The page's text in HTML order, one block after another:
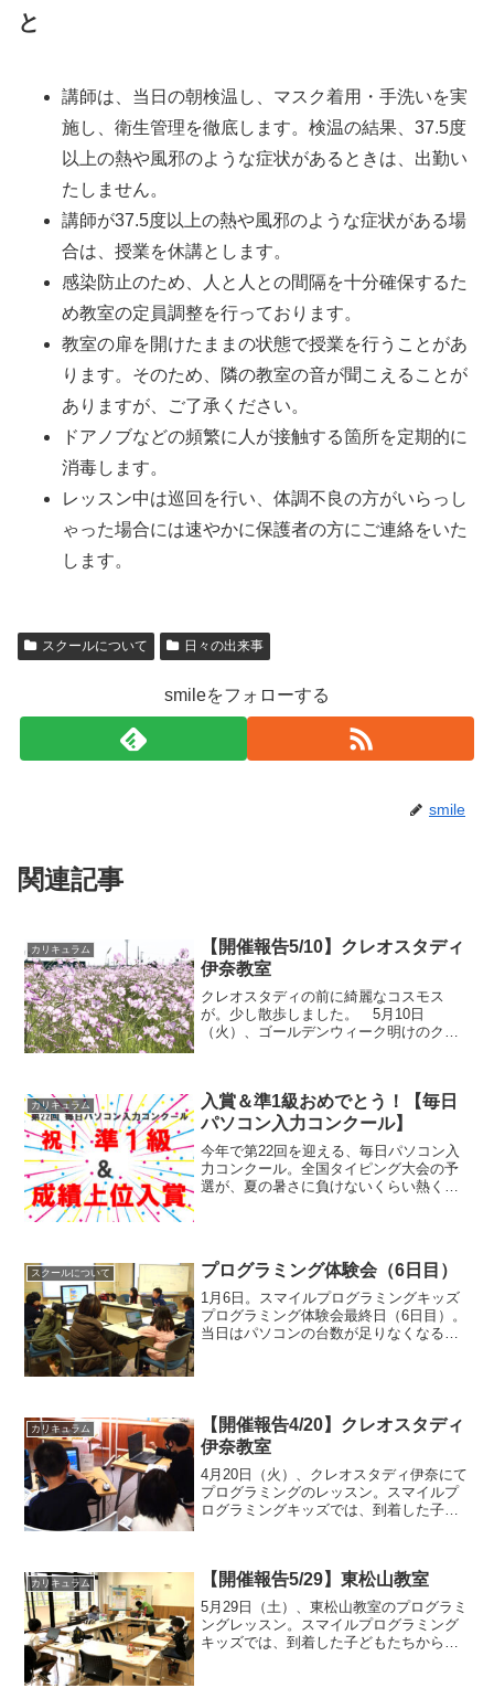
と
講師は、当日の朝検温し、マスク着用・手洗いを実
施し、衛生管理を徹底します。検温の結果、37.5度
以上の熱や風邪のような症状があるときは、出勤い
たしません。
講師が37.5度以上の熱や風邪のような症状がある場
合は、授業を休講とします。
感染防止のため、人と人との間隔を十分確保するた
め教室の定員調整を行っております。
教室の扉を開けたままの状態で授業を行うことがあ
ります。そのため、隣の教室の音が聞こえることが
ありますが、ご了承ください。
ドアノブなどの頻繁に人が接触する箇所を定期的に
消毒します。
レッスン中は巡回を行い、体調不良の方がいらっし
ゃった場合には速やかに保護者の方にご連絡をいた
します。
スクールについて 日々の出来事
smileをフォローする
smile
関連記事
カリキュラム
【開催報告5/10】クレオスタディ
伊奈教室
クレオスタディの前に綺麗なコスモス
が。少し散歩しました。 5月10日
（火）、ゴールデンウィーク明けのクレ
オスタディの前を通った際に、...
カリキュラム
入賞＆準1級おめでとう！【毎日
パソコン入力コンクール】
今年で第22回を迎える、毎日パソコン入
力コンクール。全国タイピング大会の予
選が、夏の暑さに負けないくらい熱く実
スクールについて プログラミング体験会（6日目）
1月6日。スマイルプログラミングキッズ
プログラミング体験会最終日（6日目）。
当日はパソコンの台数が足りなくなるほ
カリキュラム
【開催報告4/20】クレオスタディ
伊奈教室
4月20日（火）、クレオスタディ伊奈にて
プログラミングのレッスン。スマイルプ
ログラミングキッズでは、到着した子ど
クを開放していないと...
カリキュラム 【開催報告5/29】東松山教室
5月29日（土）、東松山教室のプログラミ
ングレッスン。スマイルプログラミング
キッズでは、到着した子どもたちから自